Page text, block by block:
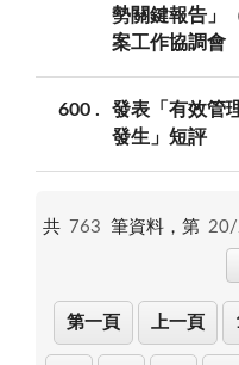
勢關鍵報告」
案工作協調會
600
發表「有效管
發生」短評
共 763 筆資料，第
第一頁 上一頁